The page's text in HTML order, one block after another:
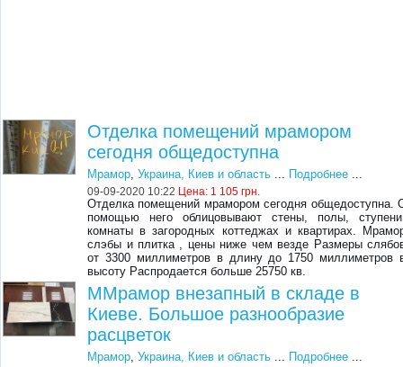
Отделка помещений мрамором
сегодня общедоступна
Мрамор,Украина, Киев и область ... Подробнее ...
09-09-2020 10:22 Цена: 1 105 грн.
Отделка помещений мрамором сегодня общедоступна.
помощью него облицовывают стены, полы,
комнаты в загородных коттеджах и квартирах.
слэбы и плитка , цены ниже чем везде Размеры
от 3300 миллиметров в длину до 1750 миллиметров
высоту Распродается больше 25750 кв.
ММрамор внезапный в складе в
Киеве. Большое разнообразие
расцветок
Мрамор,Украина, Киев и область ... Подробнее ...